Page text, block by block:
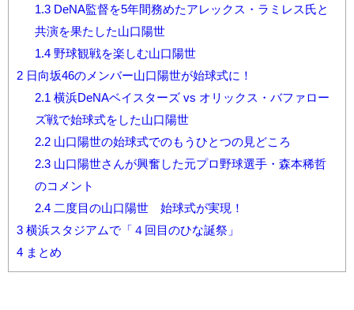
1.3DeNA監督を5年間務めたアレックス・ラミレス氏と
共演を果たした山口陽世
1.4野球観戦を楽しむ山口陽世
2 日向坂46のメンバー山口陽世が始球式に！
2.1 横浜DeNAベイスターズ vs オリックス・バファロー
ズ戦で始球式をした山口陽世
2.2山口陽世の始球式でのもうひとつの見どころ
2.3山口陽世さんが興奮した元プロ野球選手・森本稀哲
のコメント
2.4二度目の山口陽世 始球式が実現！
3 横浜スタジアムで「４回目のひな誕祭」
4 まとめ